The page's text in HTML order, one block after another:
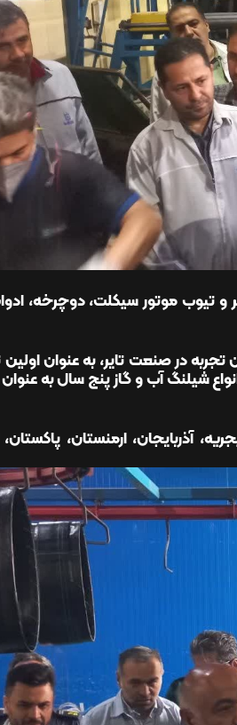
و تیوب موتور سیکلت، دوچرخه،
در صنعت تایر، به عنوان اولین
شیلنگ آب و گاز پنج سال به
آذربایجان، ارمنستان، پاکستان،